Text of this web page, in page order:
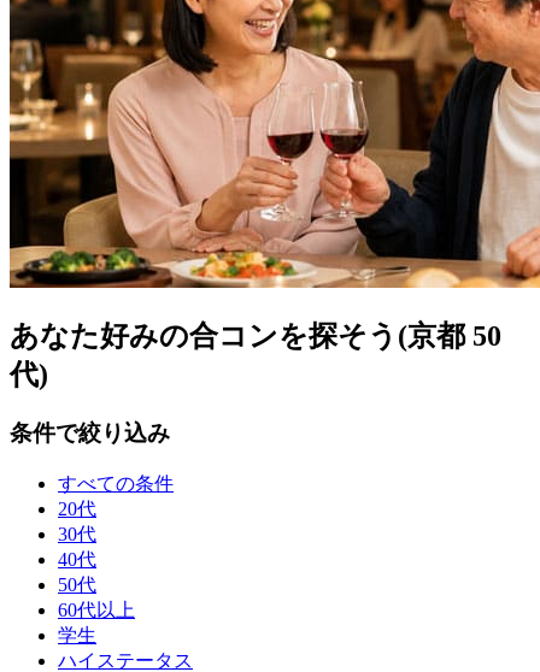
あなた好みの合コンを探そう(京都 50
代)
条件で絞り込み
すべての条件
20代
30代
40代
50代
60代以上
学生
ハイステータス